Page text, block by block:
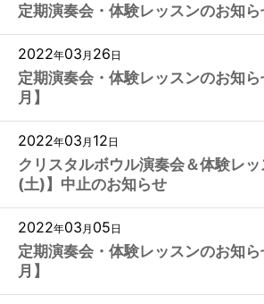
定期演奏会・体験レッスンのお知ら
2022年03 月 26 日
定期演奏会・体験レッスンのお知
月】
2022年03 月 12 日
クリスタルボウル演奏会＆体験レ
(土)】中止のお知らせ
2022年03 月 05 日
定期演奏会・体験レッスンのお知
月】